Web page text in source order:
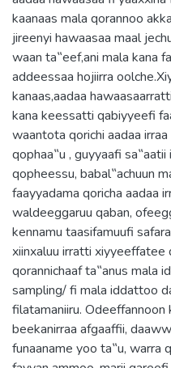
kaanaas mala qorannoo
jireenyi hawaasaa maal
waan ta‟eef,ani mala kana
addeessaa hojiirra
kanaas,aadaa
kana keessatti qabiyyeefi
waantota qorichi aadaa
qophaa‟u , guyyaafi
qopheessu, babal‟achuun
faayyadama qoricha aadaa
waldeeggaruu qaban,
kennamu taasifamuufi
xiinxaluu irratti xiyyeeffatee
qorannichaaf ta‟anus mala
sampling/ fi mala iddattoo
filatamaniiru. Odeeffannoon
beekanirraa afgaaffii,
funaaname yoo ta‟u, warra